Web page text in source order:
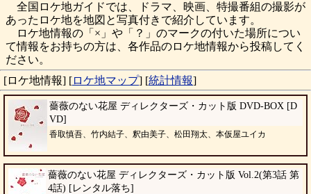
全国ロケ地ガイドでは、ドラマ、映画、特撮番組の撮影が
あったロケ地を地図と写真付きで紹介しています。
ロケ地情報の「×」や「？」のマークの付いた場所につい
て情報をお持ちの方は、各作品のロケ地情報から投稿してく
ださい。
[ロケ地情報] [ロケ地マップ] [統計情報]
薔薇のない花屋 ディレクターズ・カット版 DVD-BOX [D
VD]
香取慎吾、竹内結子、釈由美子、松田翔太、本仮屋ユイカ
薔薇のない花屋 ディレクターズ・カット版 Vol.2(第3話 第
4話) [レンタル落ち]